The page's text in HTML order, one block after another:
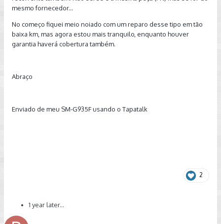
mesmo fornecedor...
No começo fiquei meio noiado com um reparo desse tipo em tão
baixa km, mas agora estou mais tranquilo, enquanto houver
garantia haverá cobertura também.
Abraço
Enviado de meu SM-G935F usando o Tapatalk
2
1 year later...